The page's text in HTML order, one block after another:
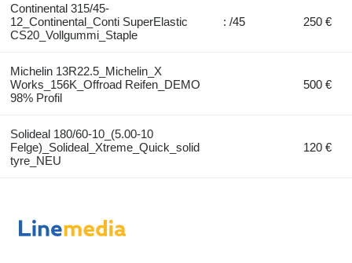
Continental 315/45-
12_Continental_Conti SuperElastic
CS20_Vollgummi_Staple
: /45 250 €
Michelin 13R22.5_Michelin_X
Works_156K_Offroad Reifen_DEMO
98% Profil
500 €
Solideal 180/60-10_(5.00-10
Felge)_Solideal_Xtreme_Quick_solid
tyre_NEU
120 €